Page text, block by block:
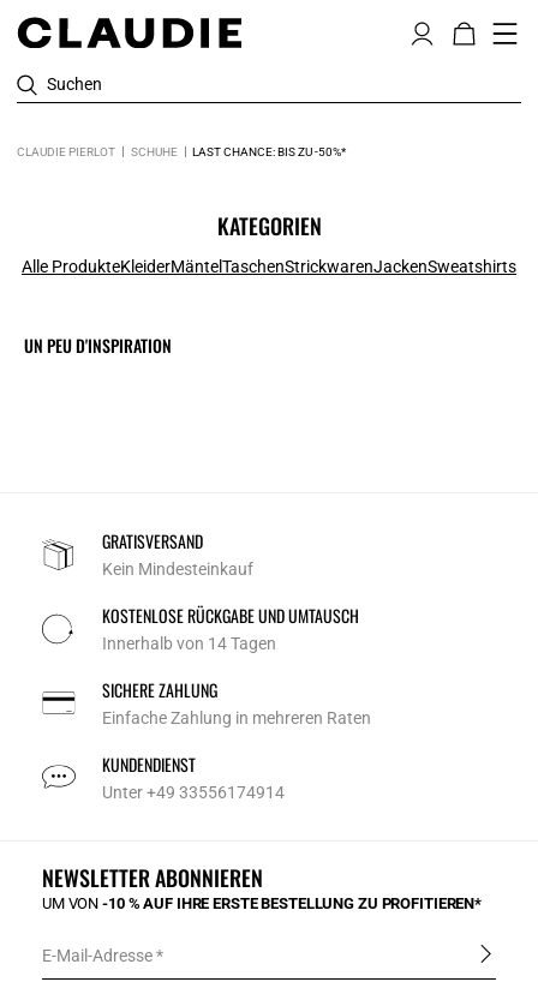
Suchen
CLAUDIE PIERLOT SCHUHE LAST CHANCE: BIS ZU -50%*
KATEGORIEN
Alle ProdukteKleiderMäntelTaschenStrickwarenJackenSweatshirts
UN PEU D'INSPIRATION
GRATISVERSAND
Kein Mindesteinkauf
KOSTENLOSE RÜCKGABE UND UMTAUSCH
Innerhalb von 14 Tagen
SICHERE ZAHLUNG
Einfache Zahlung in mehreren Raten
KUNDENDIENST
Unter +49 33556174914
NEWSLETTER ABONNIEREN
UM VON-10 % AUF IHRE ERSTE BESTELLUNG ZU PROFITIEREN*
E-Mail-Adresse